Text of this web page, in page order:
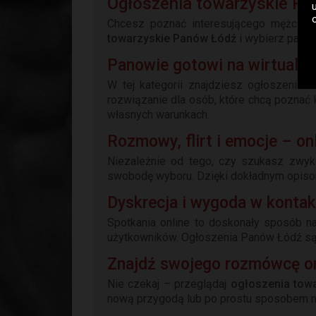
Chcesz poznać interesującego
Panowie gotowi na
Rozmowy, flirt i emocje –
Dyskrecja i wygoda w
Znajdź swojego rozmówcę